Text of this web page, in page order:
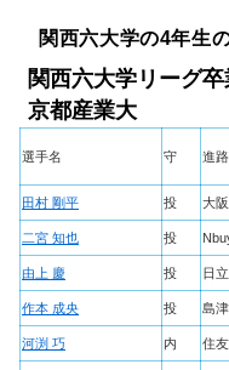
関西六大学の4年生
関西六大学リーグ
京都産業大
選手名 守 進路
田村 剛平 投 大
二宮 知也 投
由上 慶 投 日
作本 成央 投 島
河渕 巧 内 住